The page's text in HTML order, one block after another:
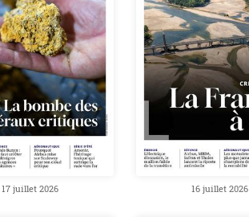
17 juillet 2026 16 juillet 2026